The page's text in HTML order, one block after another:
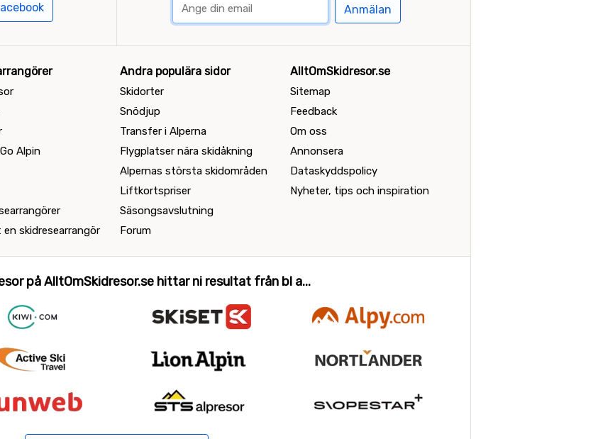
Anmälan
Alpin
skidresearrangör
Andra populära sidor
Skidorter
Snödjup
Transfer i Alperna
Flygplatser nära skidåkning
Alpernas största skidområden
Liftkortspriser
Säsongsavslutning
Forum
AlltOmSkidresor.se
Sitemap
Feedback
Om oss
Annonsera
Dataskyddspolicy
Nyheter, tips och inspiration
på AlltOmSkidresor.se hittar ni resultat från bl a...